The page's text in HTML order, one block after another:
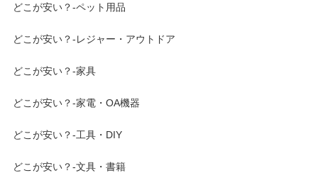
どこが安い？-ペット用品
どこが安い？-レジャー・アウトドア
どこが安い？-家具
どこが安い？-家電・OA機器
どこが安い？-工具・DIY
どこが安い？-文具・書籍